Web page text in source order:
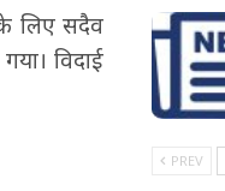
लिए सदैव
विदाई
PREV